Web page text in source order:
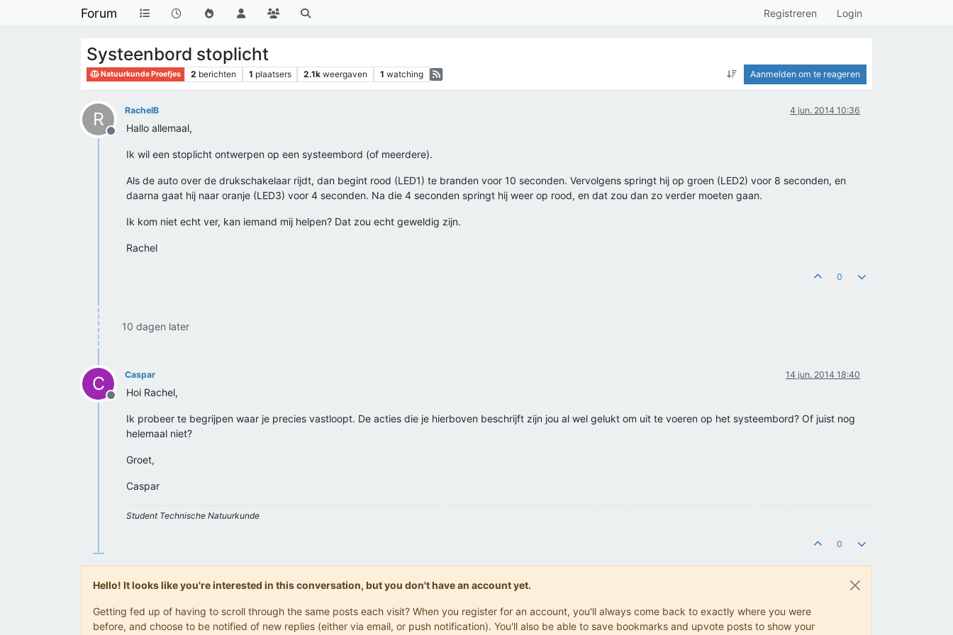
Forum Registreren Login
Systeenbord stoplicht
Natuurkunde Proefjes 2 berichten 1 plaatsers 2.1k weergaven 1 watching Aanmelden om te reageren
R
Offline
RachelB 4 jun. 2014 10:36
Hallo allemaal,
Ik wil een stoplicht ontwerpen op een systeembord (of meerdere).
Als de auto over de drukschakelaar rijdt, dan begint rood (LED1) te branden voor 10 seconden. Vervolgens springt hij op groen (LED2) voor 8 seconden, en
daarna gaat hij naar oranje (LED3) voor 4 seconden. Na die 4 seconden springt hij weer op rood, en dat zou dan zo verder moeten gaan.
Ik kom niet echt ver, kan iemand mij helpen? Dat zou echt geweldig zijn.
Rachel
0
10 dagen later
C
Offline
Caspar 14 jun. 2014 18:40
Hoi Rachel,
Ik probeer te begrijpen waar je precies vastloopt. De acties die je hierboven beschrijft zijn jou al wel gelukt om uit te voeren op het systeembord? Of juist nog
helemaal niet?
Groet,
Caspar
Student Technische Natuurkunde
0
Hello! It looks like you're interested in this conversation, but you don't have an account yet.
Getting fed up of having to scroll through the same posts each visit? When you register for an account, you'll always come back to exactly where you were
before, and choose to be notified of new replies (either via email, or push notification). You'll also be able to save bookmarks and upvote posts to show your